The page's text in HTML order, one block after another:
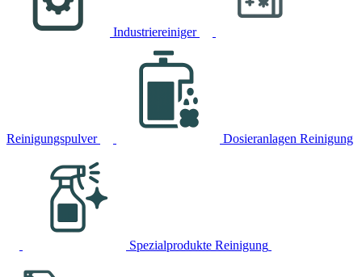
Industriereiniger
Reinigungspulver Dosieranlagen Reinigung
Spezialprodukte Reinigung